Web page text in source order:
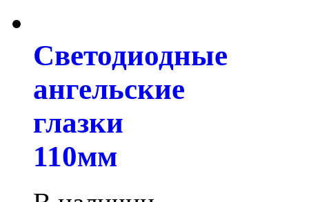
Светодиодные
ангельские
глазки
110мм